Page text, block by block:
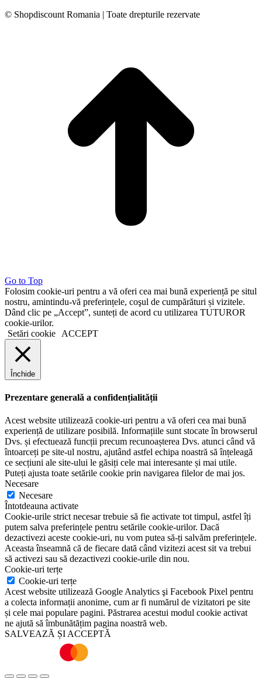
© Shopdiscount Romania | Toate drepturile rezervate
Go to Top
Folosim cookie-uri pentru a vă oferi cea mai bună experiență pe situl
nostru, amintindu-vă preferințele, coşul de cumpărături și vizitele.
Dând clic pe „Accept”, sunteți de acord cu utilizarea TUTUROR
cookie-urilor.
Setări cookie
ACCEPT
Închide
Prezentare generală a confidențialității
Acest website utilizează cookie-uri pentru a vă oferi cea mai bună
experiență de utilizare posibilă. Informațiile sunt stocate în browserul
Dvs. și efectuează funcții precum recunoașterea Dvs. atunci când vă
întoarceți pe site-ul nostru, ajutând astfel echipa noastră să înțeleagă
ce secțiuni ale site-ului le găsiți cele mai interesante și mai utile.
Puteți ajusta toate setările cookie prin navigarea filelor de mai jos.
Necesare
Necesare
Întotdeauna activate
Cookie-urile strict necesar trebuie să fie activate tot timpul, astfel îți
putem salva preferințele pentru setările cookie-urilor. Dacă
dezactivezi aceste cookie-uri, nu vom putea să-ți salvăm preferințele.
Aceasta înseamnă că de fiecare dată când vizitezi acest sit va trebui
să activezi sau să dezactivezi cookie-urile din nou.
Cookie-uri terțe
Cookie-uri terțe
Acest website utilizează Google Analytics şi Facebook Pixel pentru
a colecta informații anonime, cum ar fi numărul de vizitatori pe site
și cele mai populare pagini. Păstrarea acestui modul cookie activat
ne ajută să îmbunătățim pagina noastră web.
SALVEAZĂ ȘI ACCEPTĂ